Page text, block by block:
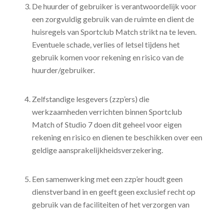
De huurder of gebruiker is verantwoordelijk voor
een zorgvuldig gebruik van de ruimte en dient de
huisregels van Sportclub Match strikt na te leven.
Eventuele schade, verlies of letsel tijdens het
gebruik komen voor rekening en risico van de
huurder/gebruiker.
Zelfstandige lesgevers (zzp’ers) die
werkzaamheden verrichten binnen Sportclub
Match of Studio 7 doen dit geheel voor eigen
rekening en risico en dienen te beschikken over een
geldige aansprakelijkheidsverzekering.
Een samenwerking met een zzp’er houdt geen
dienstverband in en geeft geen exclusief recht op
gebruik van de faciliteiten of het verzorgen van